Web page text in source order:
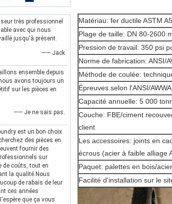
très professionnel
avec qui nous
jusqu'à présent.
—— Jack
ensemble depuis
avons toujours un
sur les pièces en
—— Je ne sais pas.
est un bon choix
des pièces en
fournir des
sur
de coûts, tout en
la qualité.Nous
de rabais de leur
ces années
que ça vous
Matériau: fer ductile ASTM
Plage de taille: DN 80-2600
Pression de travail: 350 psi
Norme de fabrication: ANSI/
Méthode de coulée:
Épreuves selon l'ANSI/
Capacité annuelle: 5 000
Couche: FBE/ciment
client
Les accessoires: joints en
écrous (acier à faible alliage
Paquet: palettes en bois/
Facilité d'installation sur le